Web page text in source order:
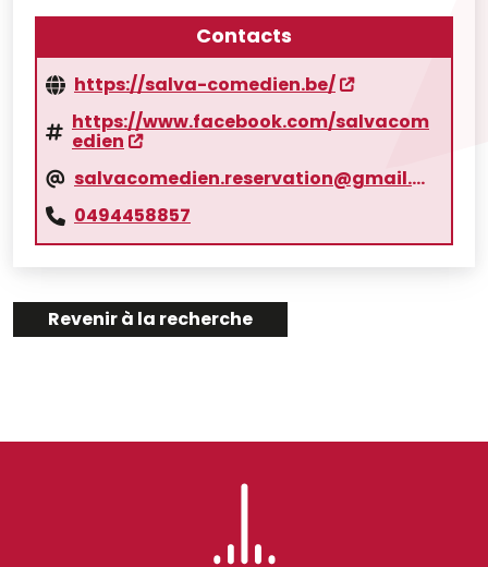
Contacts
https://salva-comedien.be/
https://www.facebook.com/salvacom
edien
salvacomedien.reservation@gmail.com
0494458857
Revenir à la recherche